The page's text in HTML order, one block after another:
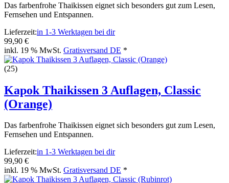
Das farbenfrohe Thaikissen eignet sich besonders gut zum Lesen,
Fernsehen und Entspannen.
Lieferzeit:in 1-3 Werktagen bei dir
99,90 €
inkl. 19 % MwSt. Gratisversand DE *
(25)
Kapok Thaikissen 3 Auflagen, Classic
(Orange)
Das farbenfrohe Thaikissen eignet sich besonders gut zum Lesen,
Fernsehen und Entspannen.
Lieferzeit:in 1-3 Werktagen bei dir
99,90 €
inkl. 19 % MwSt. Gratisversand DE *